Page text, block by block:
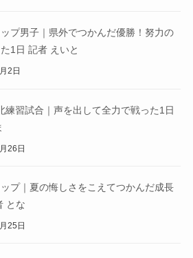
プ男子｜県外でつかんだ優勝！努力の
1日 記者 えいと
2日
練習試合｜声を出して全力で戦った1日
26日
プ｜夏の悔しさをこえてつかんだ成長
とな
25日